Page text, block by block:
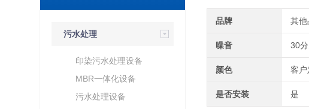
污水处理
印染污水处理设备
MBR一体化设备
污水处理设备
品牌 其他
噪音 30
颜色 客户
是否安装 是